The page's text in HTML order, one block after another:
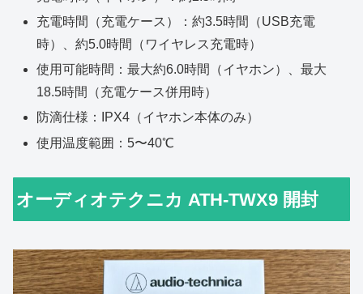
充電時間（充電ケース）：約3.5時間（USB充電
時）、約5.0時間（ワイヤレス充電時）
使用可能時間：最大約6.0時間（イヤホン）、最大
18.5時間（充電ケース併用時）
防滴仕様：IPX4（イヤホン本体のみ）
使用温度範囲：5〜40℃
オーディオテクニカ ATH-TWX9 開封